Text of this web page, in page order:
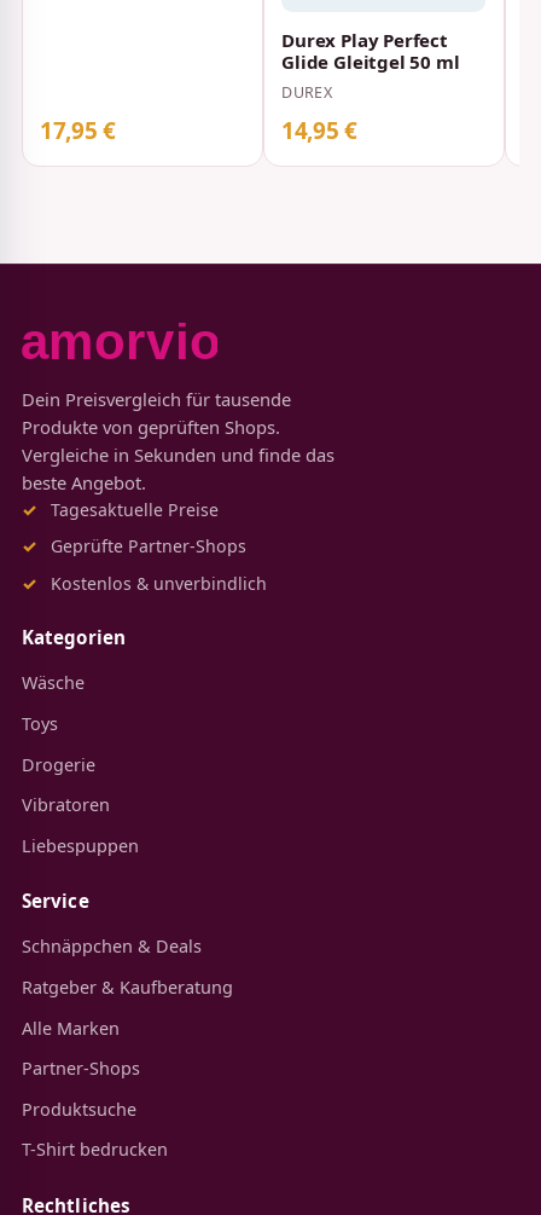
17,95 €
Durex Play Perfect
Glide Gleitgel 50 ml
DUREX
14,95 €
Dein Preisvergleich für tausende
Produkte von geprüften Shops.
Vergleiche in Sekunden und finde das
beste Angebot.
Tagesaktuelle Preise
Geprüfte Partner-Shops
Kostenlos & unverbindlich
Kategorien
Wäsche
Toys
Drogerie
Vibratoren
Liebespuppen
Service
Schnäppchen & Deals
Ratgeber & Kaufberatung
Alle Marken
Partner-Shops
Produktsuche
T-Shirt bedrucken
Rechtliches